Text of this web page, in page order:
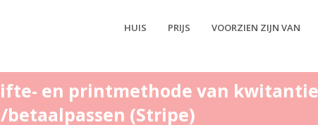
HUIS PRIJS VOORZIEN ZIJN VAN
en printmethode van
(Stripe)